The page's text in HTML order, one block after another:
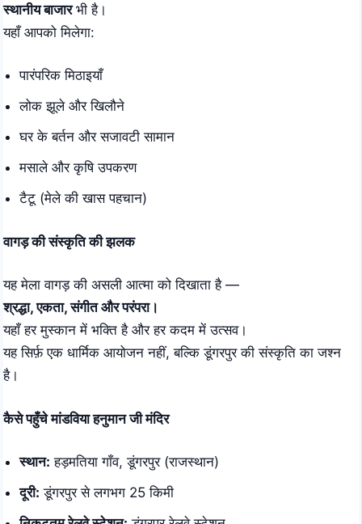
स्थानीय बाजारभी है।
यहाँ आपको मिलेगा:
पारंपरिक मिठाइयाँ
लोक झूले और खिलौने
घर के बर्तन और सजावटी सामान
मसाले और कृषि उपकरण
टैटू (मेले की खास पहचान)
वागड़ की संस्कृति की झलक
यह मेला वागड़ की असली आत्मा को दिखाता है —
श्रद्धा, एकता, संगीत और परंपरा।
यहाँ हर मुस्कान में भक्ति है और हर कदम में उत्सव।
यह सिर्फ़ एक धार्मिक आयोजन नहीं, बल्कि डूंगरपुर की संस्कृति का जश्न
है।
कैसे पहुँचे मांडविया हनुमान जी मंदिर
स्थान: हड़मतिया गाँव, डूंगरपुर (राजस्थान)
दूरी: डूंगरपुर से लगभग 25 किमी